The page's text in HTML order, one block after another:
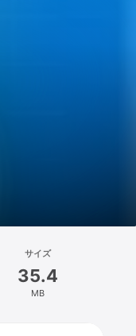
サイズ
35.4
MB